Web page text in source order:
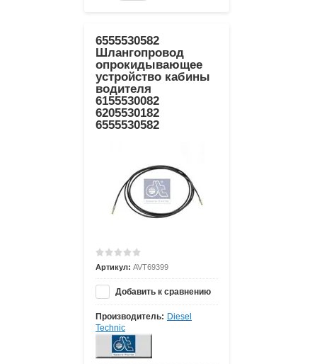
6555530582
Шлангопровод
опрокидывающее
устройство кабины
водителя
6155530082
6205530182
6555530582
Артикул: AVT69399
Добавить к сравнению
Производитель: Diesel
Technic